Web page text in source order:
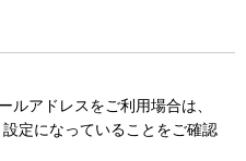
ルアドレスをご利用場合は、
定になっていることをご確認